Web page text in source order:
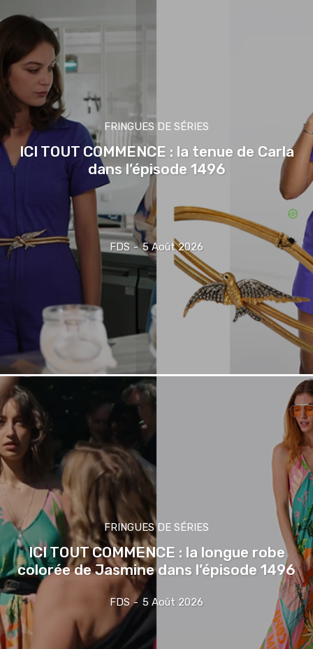
FRINGUES DE SÉRIES
ICI TOUT COMMENCE : la tenue de Carla
dans l’épisode 1496
FDS - 5 Août 2026
FRINGUES DE SÉRIES
ICI TOUT COMMENCE : la longue robe
colorée de Jasmine dans l’épisode 1496
FDS - 5 Août 2026